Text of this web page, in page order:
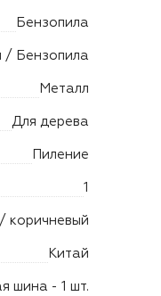
Бензопила
/ Бензопила
Металл
Для дерева
Пиление
1
коричневый
Китай
шина - 1 шт.